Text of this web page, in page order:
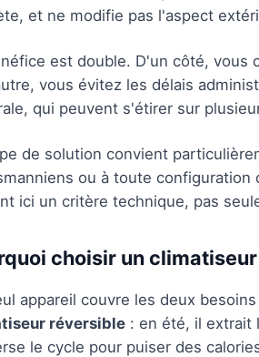
et ne modifie pas l'aspect
est double. D'un côté, vous
vous évitez les délais
qui peuvent s'étirer sur
de solution convient
ou à toute configuration
ici un critère technique, pas
choisir un
appareil couvre les deux
réversible : en été, il extrait
le cycle pour puiser des